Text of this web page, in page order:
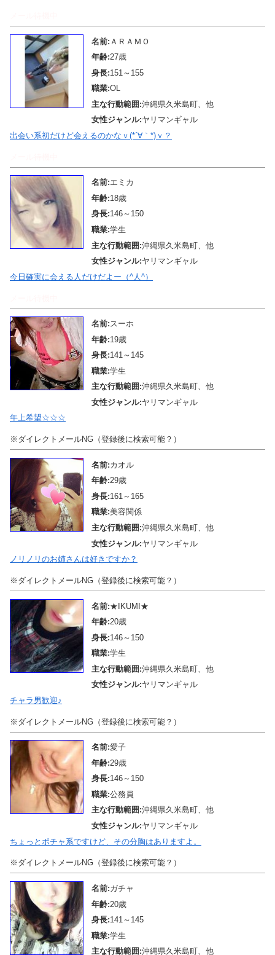
名前: ＡＲＡＭＯ
年齢:27歳
身長:151～155
職業:OL
主な行動範囲:沖縄県久米島町、他
女性ジャンル:ヤリマンギャル
出会い系初だけど会えるのかなｖ(*´∀｀*)ｖ？
名前:エミカ
年齢:18歳
身長:146～150
職業:学生
主な行動範囲:沖縄県久米島町、他
女性ジャンル:ヤリマンギャル
今日確実に会える人だけだよー（^人^）
名前:スーホ
年齢:19歳
身長:141～145
職業:学生
主な行動範囲:沖縄県久米島町、他
女性ジャンル:ヤリマンギャル
年上希望☆☆☆
※ダイレクトメールNG（登録後に検索可能？）
名前:カオル
年齢:29歳
身長:161～165
職業:美容関係
主な行動範囲:沖縄県久米島町、他
女性ジャンル:ヤリマンギャル
ノリノリのお姉さんは好きですか？
※ダイレクトメールNG（登録後に検索可能？）
名前:★IKUMI★
年齢:20歳
身長:146～150
職業:学生
主な行動範囲:沖縄県久米島町、他
女性ジャンル:ヤリマンギャル
チャラ男歓迎♪
※ダイレクトメールNG（登録後に検索可能？）
名前:愛子
年齢:29歳
身長:146～150
職業:公務員
主な行動範囲:沖縄県久米島町、他
女性ジャンル:ヤリマンギャル
ちょっとポチャ系ですけど、その分胸はありますよ。
※ダイレクトメールNG（登録後に検索可能？）
名前:ガチャ
年齢:20歳
身長:141～145
職業:学生
主な行動範囲:沖縄県久米島町、他